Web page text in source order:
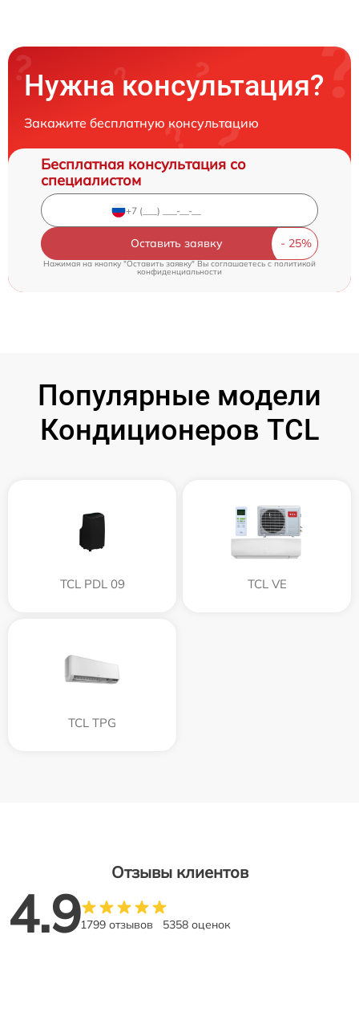
Нужна консультация?
Закажите бесплатную консультацию
Бесплатная консультация со
специалистом
Оставить заявку
Нажимая на кнопку "Оставить заявку" Вы соглашаетесь cполитикой
конфиденциальности
Популярные модели
Кондиционеров TCL
TCL PDL 09 TCL VE
TCL TPG
Отзывы клиентов
4.91799 отзывов 5358 оценок